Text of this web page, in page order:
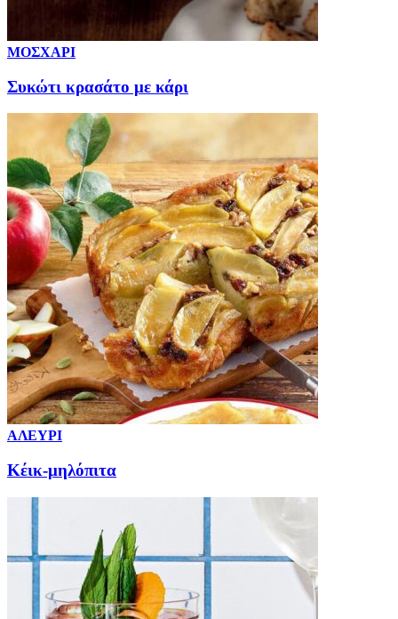
ΜΟΣΧΑΡΙ
Συκώτι κρασάτο με κάρι
ΑΛΕΥΡΙ
Κέικ-μηλόπιτα